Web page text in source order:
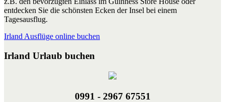
entdecken Sie die schönsten Ecken der Insel bei einem
Tagesausflug.
Irland Ausflüge online buchen
Irland Urlaub buchen
0991 - 2967 67551